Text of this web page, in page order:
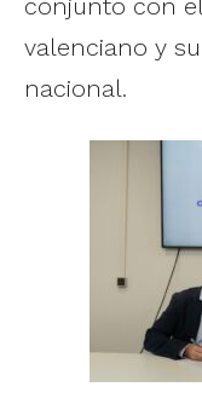
valenciano y
nacional.